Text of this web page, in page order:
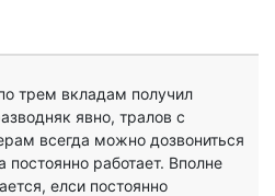
трем вкладам получил
явно, тралов с
всегда можно дозвониться
работает. Вполне
елси постоянно